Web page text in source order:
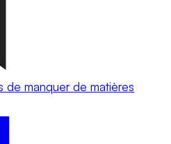
de manquer de matières